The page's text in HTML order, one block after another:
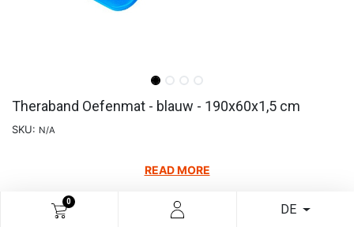
0
DE
Theraband Oefenmat - blauw - 190x60x1,5 cm
SKU: N/A
READ MORE